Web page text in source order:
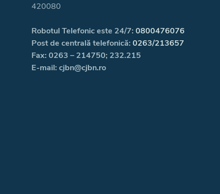
420080
Robotul Telefonic este 24/7: 0800476076
Post de centrală telefonică: 0263/213657
Fax: 0263 – 214750; 232.215
E-mail: cjbn@cjbn.ro